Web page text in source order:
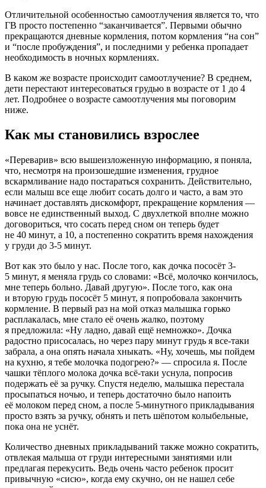
Отличительной особенностью самоотлучения является то, что
ГВ просто постепенно “заканчивается”. Первыми обычно
прекращаются дневные кормления, потом кормления “на сон”
и “после пробуждения”, и последними у ребенка пропадает
необходимость в ночных кормлениях.
В каком же возрасте происходит самоотлучение? В среднем,
дети перестают интересоваться грудью в возрасте от 1 до 4
лет. Подробнее о возрасте самоотлучения мы поговорим
ниже.
Как мы становились взрослее
«Переварив» всю вышеизложенную информацию, я поняла,
что, несмотря на произошедшие изменения, грудное
вскармливание надо постараться сохранить. Действительно,
если малыш все еще любит сосать долго и часто, а вам это
начинает доставлять дискомфорт, прекращение кормления —
вовсе не единственный выход. С двухлеткой вполне можно
договориться, что сосать перед сном он теперь будет
не 40 минут, а 10, а постепенно сократить время нахождения
у груди до 3-5 минут.
Вот как это было у нас. После того, как дочка пососёт 3-
5 минут, я меняла грудь со словами: «Всё, молочко кончилось,
мне теперь больно. Давай другую». После того, как она
и вторую грудь пососёт 5 минут, я попробовала закончить
кормление. В первый раз на мой отказ малышка горько
расплакалась, мне стало её очень жалко, поэтому
я предложила: «Ну ладно, давай ещё немножко». Дочка
радостно присосалась, но через пару минут грудь я все-таки
забрала, а она опять начала хныкать. «Ну, хочешь, мы пойдем
на кухню, я тебе молочка подогрею?» — спросила я. После
чашки тёплого молока дочка всё-таки уснула, попросив
подержать её за ручку. Спустя неделю, малышка перестала
просыпаться ночью, и теперь достаточно было напоить
её молоком перед сном, а после 5-минутного прикладывания
просто взять за ручку, обнять и петь шёпотом колыбельные,
пока она не уснёт.
Количество дневных прикладываний также можно сократить,
отвлекая малыша от груди интересными занятиями или
предлагая перекусить. Ведь очень часто ребенок просит
привычную «сисю», когда ему скучно, он не нашел себе